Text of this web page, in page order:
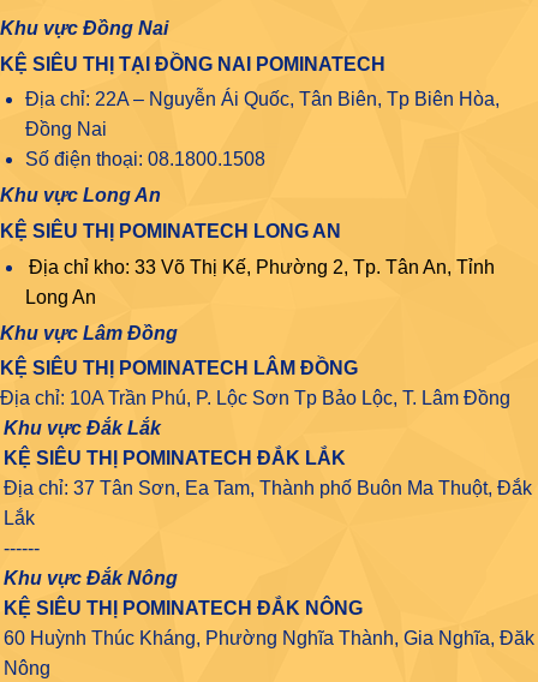
Khu vực Đồng Nai
KỆ SIÊU THỊ TẠI ĐỒNG NAI POMINATECH
Địa chỉ: 22A – Nguyễn Ái Quốc, Tân Biên, Tp Biên Hòa,
Đồng Nai
Số điện thoại: 08.1800.1508
Khu vực Long An
KỆ SIÊU THỊ POMINATECH LONG AN
Địa chỉ kho: 33 Võ Thị Kế, Phường 2, Tp. Tân An, Tỉnh
Long An
Khu vực Lâm Đồng
KỆ SIÊU THỊ POMINATECH LÂM ĐỒNG
Địa chỉ: 10A Trần Phú, P. Lộc Sơn Tp Bảo Lộc, T. Lâm Đồng
Khu vực Đắk Lắk
KỆ SIÊU THỊ POMINATECH ĐẮK LẮK
Địa chỉ: 37 Tân Sơn, Ea Tam, Thành phố Buôn Ma Thuột, Đắk
Lắk
------
Khu vực Đắk Nông
KỆ SIÊU THỊ POMINATECH ĐẮK NÔNG
60 Huỳnh Thúc Kháng, Phường Nghĩa Thành, Gia Nghĩa, Đăk
Nông